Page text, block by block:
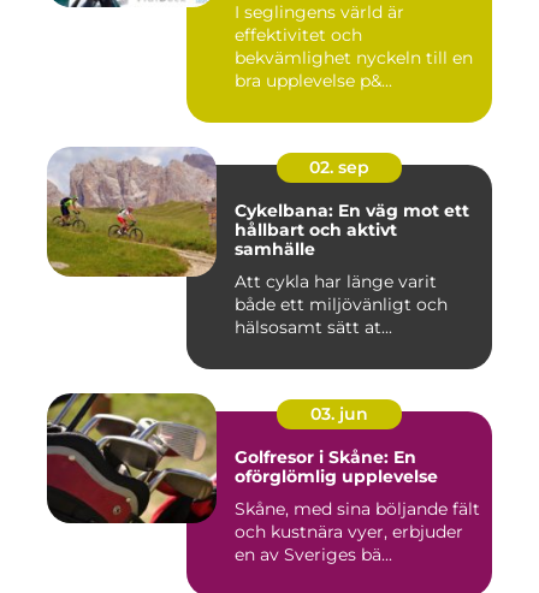
I seglingens värld är
effektivitet och
bekvämlighet nyckeln till en
bra upplevelse p&...
02. sep
Cykelbana: En väg mot ett
hållbart och aktivt
samhälle
Att cykla har länge varit
både ett miljövänligt och
hälsosamt sätt at...
03. jun
Golfresor i Skåne: En
oförglömlig upplevelse
Skåne, med sina böljande fält
och kustnära vyer, erbjuder
en av Sveriges bä...